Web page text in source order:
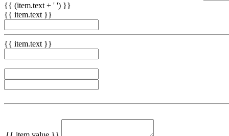
{{ (item.text + ' ') }}
{{ item.text }}
{{ item.text }}